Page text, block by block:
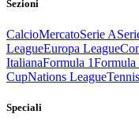
Sezioni
CalcioMercatoSerie A
LeagueEuropa League
ItalianaFormula 1Formula
CupNations LeagueTennis
Speciali